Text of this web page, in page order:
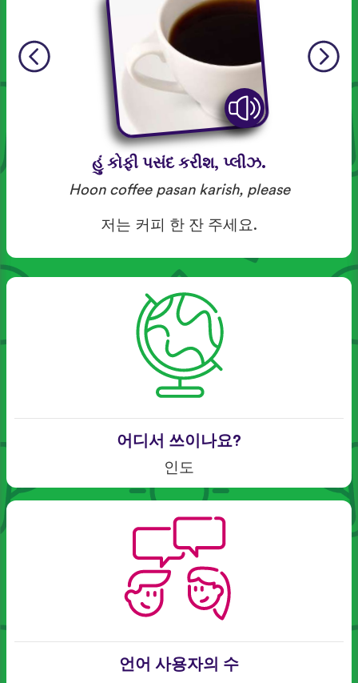
હું કોફી પસંદ કરીશ, પ્લીઝ.
Hoon coffee pasan karish, please
저는 커피 한 잔 주세요.
어디서 쓰이나요?
인도
언어 사용자의 수